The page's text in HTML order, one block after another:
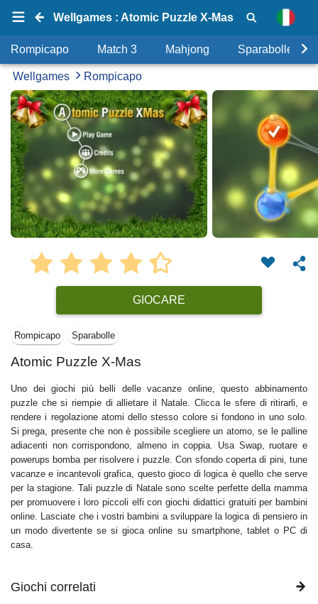
Wellgames : Atomic Puzzle X-Mas
Rompicapo Match 3 Mahjong Sparabolle
Wellgames Rompicapo
GIOCARE
Rompicapo Sparabolle
Atomic Puzzle X-Mas
Uno dei giochi più belli delle vacanze online, questo abbinamento
puzzle che si riempie di allietare il Natale. Clicca le sfere di ritirarli, e
rendere i regolazione atomi dello stesso colore si fondono in uno solo.
Si prega, presente che non è possibile scegliere un atomo, se le palline
adiacenti non corrispondono, almeno in coppia. Usa Swap, ruotare e
powerups bomba per risolvere i puzzle. Con sfondo coperta di pini, tune
vacanze e incantevoli grafica, questo gioco di logica è quello che serve
per la stagione. Tali puzzle di Natale sono scelte perfette della mamma
per promuovere i loro piccoli elfi con giochi didattici gratuiti per bambini
online. Lasciate che i vostri bambini a sviluppare la logica di pensiero in
un modo divertente se si gioca online su smartphone, tablet o PC di
casa.
Giochi correlati